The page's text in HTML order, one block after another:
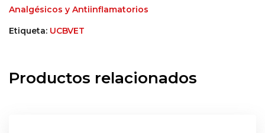
Analgésicos y Antiinflamatorios
Etiqueta: UCBVET
Productos relacionados